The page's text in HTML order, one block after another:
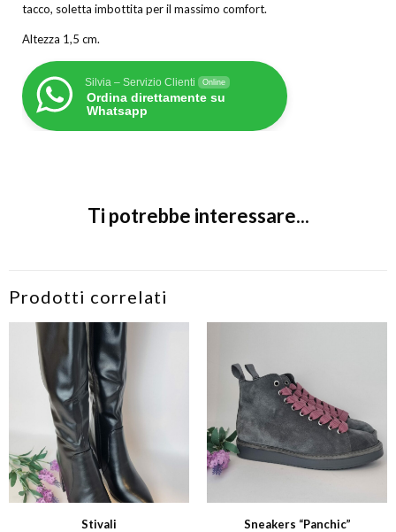
tacco, soletta imbottita per il massimo comfort.
Altezza 1,5 cm.
Silvia – Servizio Clienti Online
Ordina direttamente su
Whatsapp
Ti potrebbe interessare...
Prodotti correlati
Stivali Sneakers “Panchic”